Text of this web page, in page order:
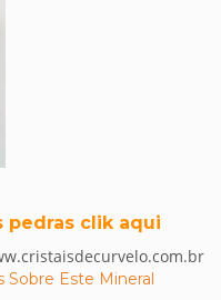
pedras clik aqui
Sobre Este Mineral